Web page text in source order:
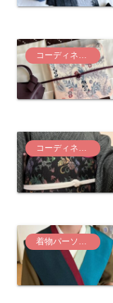
コーディネート